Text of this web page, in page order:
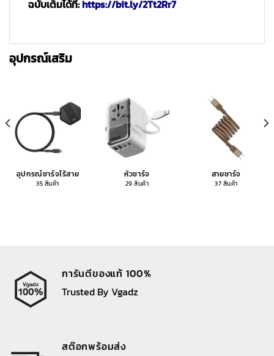
ฉบับเต็มได้ที่:https://bit.ly/2Tt2Rr7
อุปกรณ์เสริม
อุปกรณ์ชาร์จไร้สาย
35 สินค้า
หัวชาร์จ
29 สินค้า
สายชาร์จ
37 สินค้า
การันตีของแท้ 100%
Trusted By Vgadz
สต๊อกพร้อมส่ง